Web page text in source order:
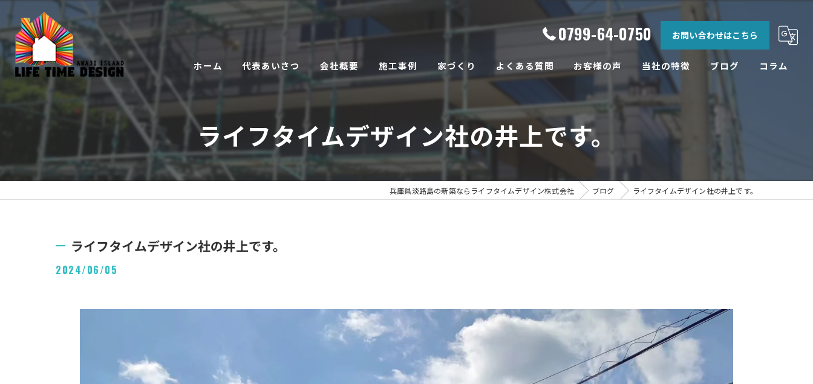
0799-64-0750 お問い合わせはこちら
ホーム 代表あいさつ 会社概要 施工事例 家づくり
こだわり
サービス
よくある質問 お客様の声 当社の特徴
相談
工務店
ブログ コラム
ライフタイムデザイン社の井上です。
兵庫県淡路島の新築ならライフタイムデザイン株式会社 ブログ ライフタイムデザイン社の井上です。
ライフタイムデザイン社の井上です。
2024/06/05